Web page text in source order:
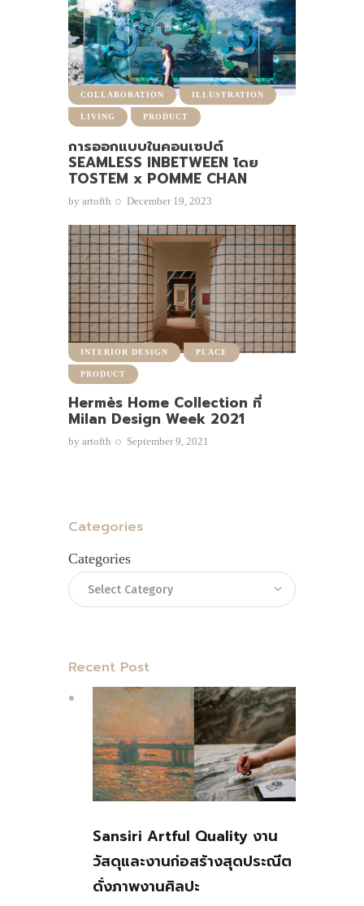
COLLABORATION ILLUSTRATION
LIVING PRODUCT
การออกแบบในคอนเซปต์
SEAMLESS INBETWEEN โดย
TOSTEM x POMME CHAN
by artofth December 19, 2023
INTERIOR DESIGN PLACE
PRODUCT
Hermès Home Collection ที่
Milan Design Week 2021
by artofth September 9, 2021
Categories
Categories
Recent Post
Sansiri Artful Quality งาน
วัสดุและงานก่อสร้างสุดประณีต
ดั่งภาพงานศิลปะ